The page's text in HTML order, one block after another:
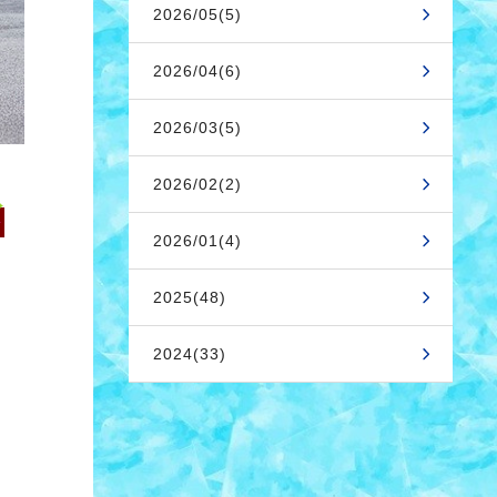
2026/05(5)
2026/04(6)
2026/03(5)
2026/02(2)
2026/01(4)
2025(48)
2024(33)